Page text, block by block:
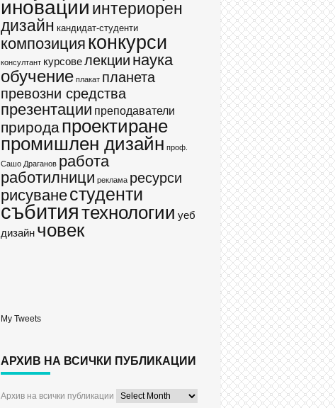
иновации интериорен
дизайн кандидат-студенти
композиция конкурси
консултант курсовелекции наука
обучение плакат планета
превозни средства
презентации преподаватели
природапроектиране
промишлен дизайн проф.
Сашо Драганов работа
работилници реклама ресурси
рисуванестуденти
събитиятехнологии уеб
дизайн човек
My Tweets
АРХИВ НА ВСИЧКИ ПУБЛИКАЦИИ
Архив на всички публикации